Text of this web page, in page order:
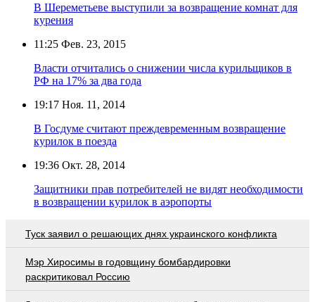
В Шереметьеве выступили за возвращение комнат для
курения
11:25 Фев. 23, 2015
Власти отчитались о снижении числа курильщиков в
РФ на 17% за два года
19:17 Ноя. 11, 2014
В Госдуме считают преждевременным возвращение
курилок в поезда
19:36 Окт. 28, 2014
Защитники прав потребителей не видят необходимости
в возвращении курилок в аэропорты
Туск заявил о решающих днях украинского конфликта
Мэр Хиросимы в годовщину бомбардировки
раскритиковал Россию